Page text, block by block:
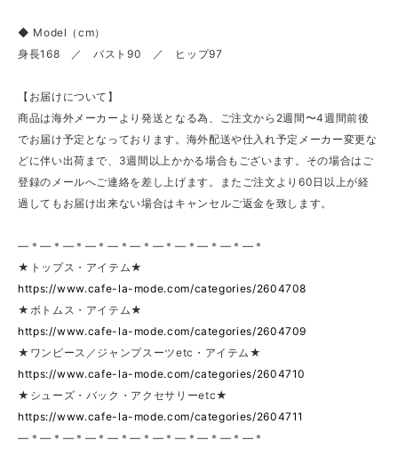
◆ Model（cm）
身長168 ／ バスト90 ／ ヒップ97
【お届けについて】
商品は海外メーカーより発送となる為、ご注文から2週間〜4週間前後
でお届け予定となっております。海外配送や仕入れ予定メーカー変更な
どに伴い出荷まで、3週間以上かかる場合もございます。その場合はご
登録のメールへご連絡を差し上げます。またご注文より60日以上が経
過してもお届け出来ない場合はキャンセルご返金を致します。
—＊—＊—＊—＊—＊—＊—＊—＊—＊—＊—＊
★トップス・アイテム★
https://www.cafe-la-mode.com/categories/2604708
★ボトムス・アイテム★
https://www.cafe-la-mode.com/categories/2604709
★ワンピース／ジャンプスーツetc・アイテム★
https://www.cafe-la-mode.com/categories/2604710
★シューズ・バック・アクセサリーetc★
https://www.cafe-la-mode.com/categories/2604711
—＊—＊—＊—＊—＊—＊—＊—＊—＊—＊—＊